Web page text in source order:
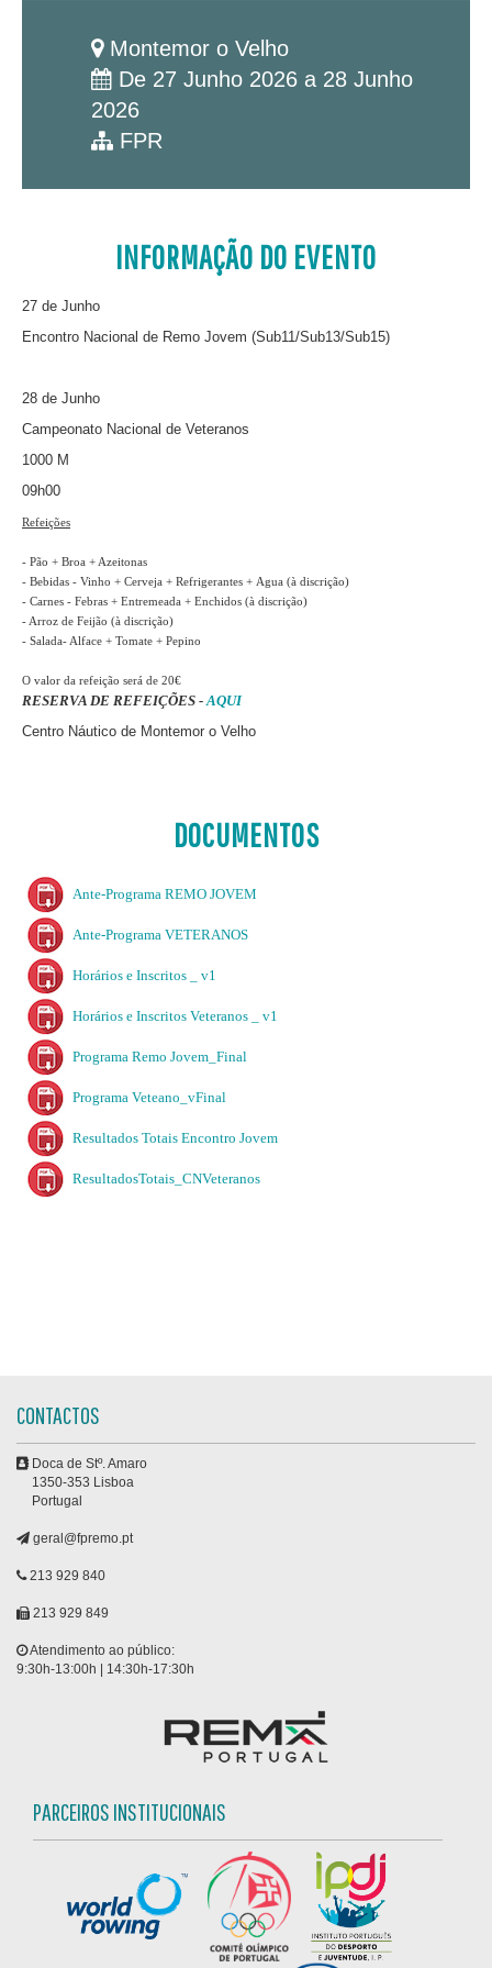
Montemor o Velho
De 27 Junho 2026 a 28 Junho
2026
FPR
INFORMAÇÃO DO EVENTO
27 de Junho
Encontro Nacional de Remo Jovem (Sub11/Sub13/Sub15)
28 de Junho
Campeonato Nacional de Veteranos
1000 M
09h00
Refeições
- Pão + Broa + Azeitonas
- Bebidas - Vinho + Cerveja + Refrigerantes + Agua (à discrição)
- Carnes - Febras + Entremeada + Enchidos (à discrição)
- Arroz de Feijão (à discrição)
- Salada- Alface + Tomate + Pepino
O valor da refeição será de 20€
RESERVA DE REFEIÇÕES -AQUI
Centro Náutico de Montemor o Velho
DOCUMENTOS
Ante-Programa REMO JOVEM
Ante-Programa VETERANOS
Horários e Inscritos _ v1
Horários e Inscritos Veteranos _ v1
Programa Remo Jovem_Final
Programa Veteano_vFinal
Resultados Totais Encontro Jovem
ResultadosTotais_CNVeteranos
CONTACTOS
Doca de Stº. Amaro
1350-353 Lisboa
Portugal
geral@fpremo.pt
213 929 840
213 929 849
Atendimento ao público:
9:30h-13:00h | 14:30h-17:30h
PARCEIROS INSTITUCIONAIS